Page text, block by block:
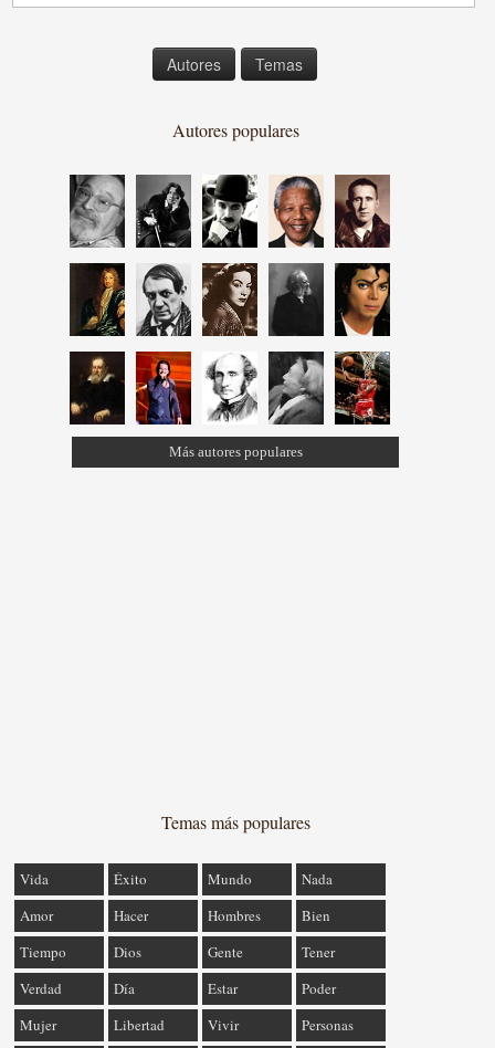
Autores Temas
Autores populares
Más autores populares
Temas más populares
Vida Éxito Mundo
Nada
Amor
Hacer Hombres
Bien
Tiempo
Dios Gente
Tener
Verdad
Día Estar
Poder
Mujer
Libertad Vivir Personas